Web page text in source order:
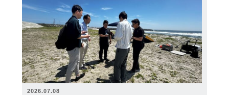
2026.07.08